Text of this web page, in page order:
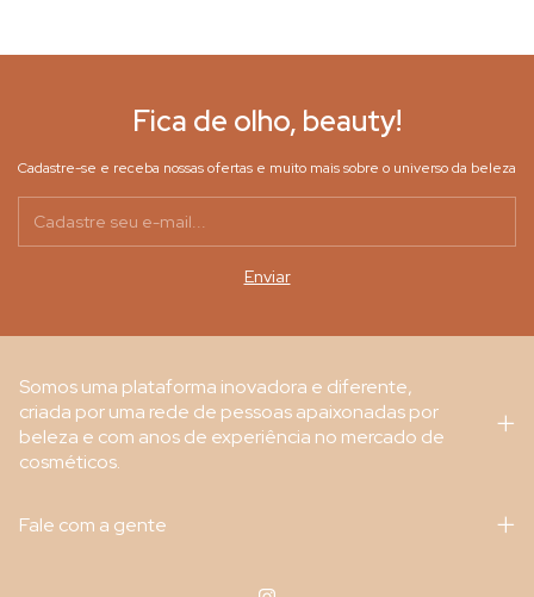
Fica de olho, beauty!
Cadastre-se e receba nossas ofertas e muito mais sobre o universo da beleza
Somos uma plataforma inovadora e diferente,
criada por uma rede de pessoas apaixonadas por
beleza e com anos de experiência no mercado de
cosméticos.
Fale com a gente